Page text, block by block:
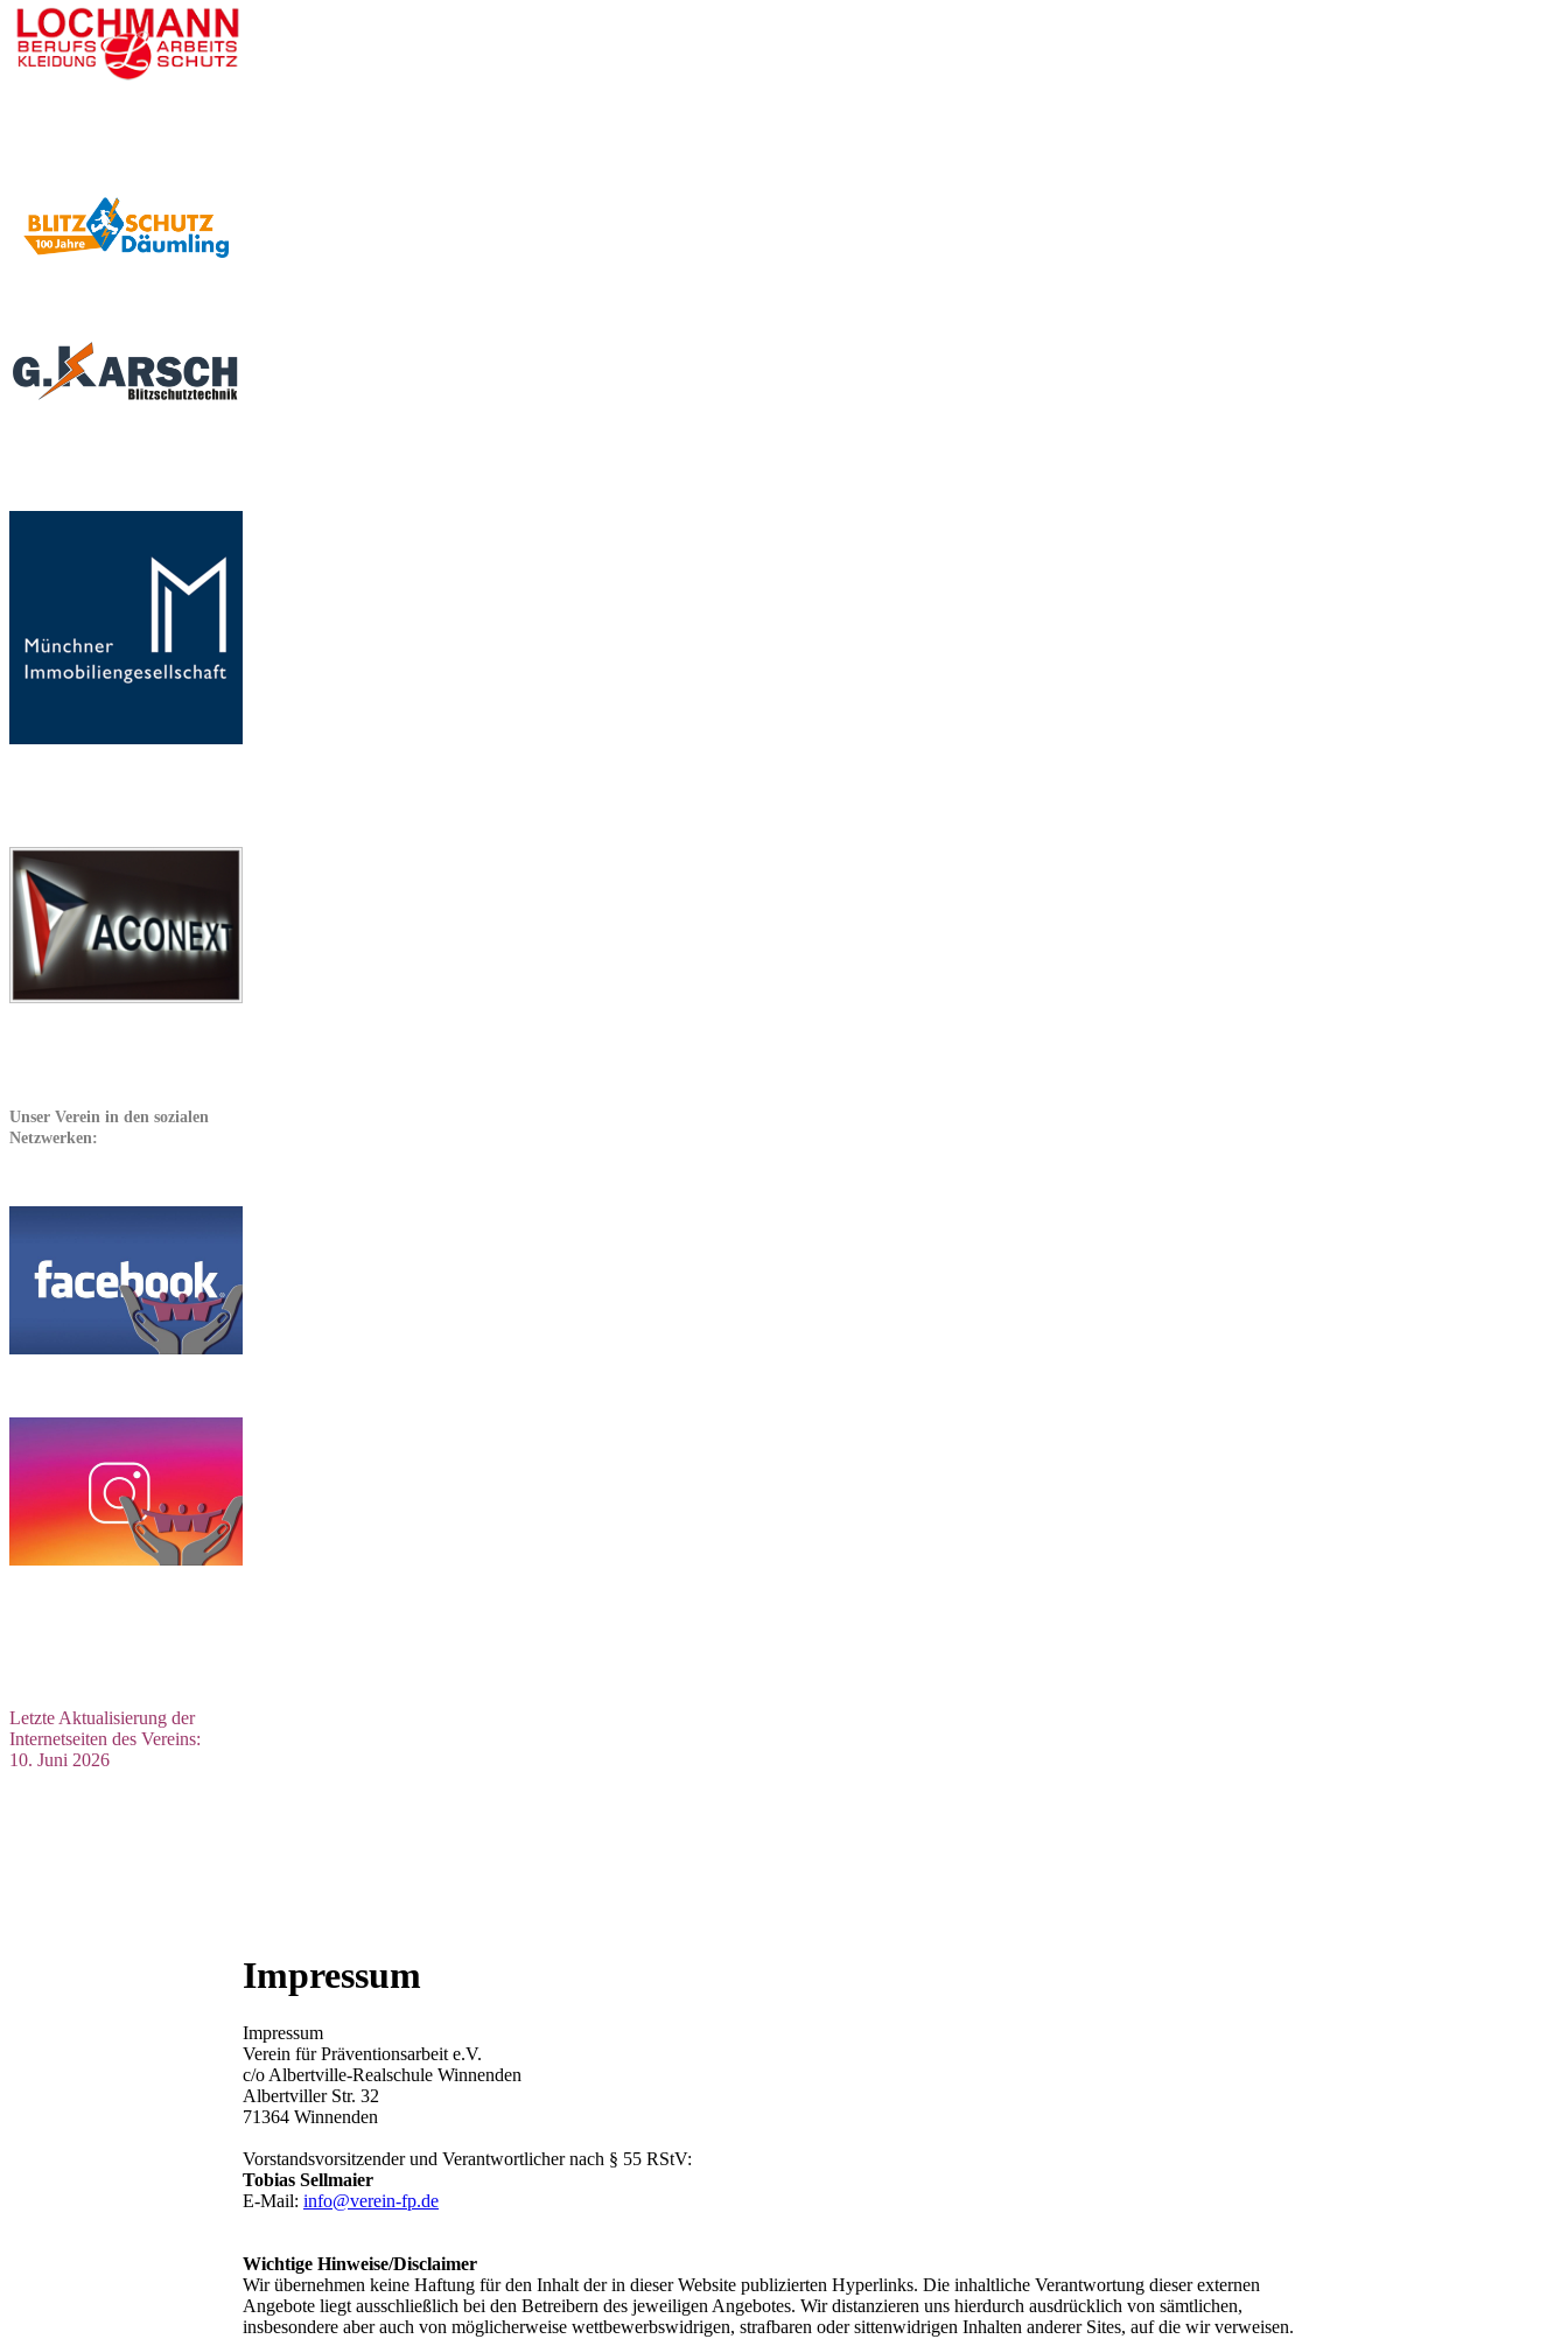
Unser Verein in den sozialen
Netzwerken:
Letzte Aktualisierung der
Internetseiten des Vereins:
10. Juni 2026
Impressum
Impressum
Verein für Präventionsarbeit e.V.
c/o Albertville-Realschule Winnenden
Albertviller Str. 32
71364 Winnenden
Vorstandsvorsitzender und Verantwortlicher nach § 55 RStV:
Tobias Sellmaier
E-Mail: info@verein-fp.de
Wichtige Hinweise/Disclaimer
Wir übernehmen keine Haftung für den Inhalt der in dieser Website publizierten Hyperlinks. Die inhaltliche Verantwortung dieser externen
Angebote liegt ausschließlich bei den Betreibern des jeweiligen Angebotes. Wir distanzieren uns hierdurch ausdrücklich von sämtlichen,
insbesondere aber auch von möglicherweise wettbewerbswidrigen, strafbaren oder sittenwidrigen Inhalten anderer Sites, auf die wir verweisen.